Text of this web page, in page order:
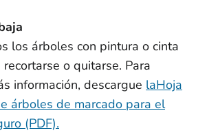
los árboles con pintura o cinta
o quitarse. Para
información, descargue laHoja
árboles de marcado para el
(PDF).